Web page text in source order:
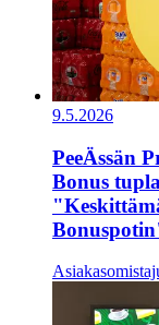
9.5.2026
PeeÄssän
Bonus